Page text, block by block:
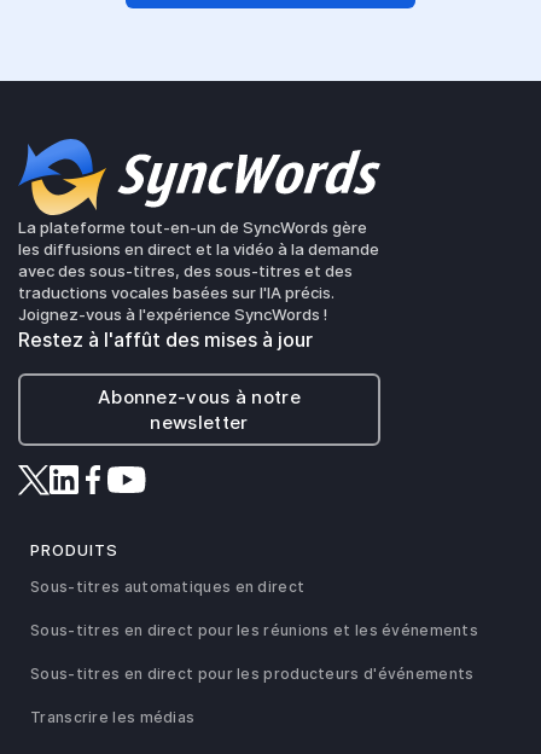
La plateforme tout-en-un de SyncWords gère
les diffusions en direct et la vidéo à la demande
avec des sous-titres, des sous-titres et des
traductions vocales basées sur l'IA précis.
Joignez-vous à l'expérience SyncWords !
Restez à l'affût des mises à jour
Abonnez-vous à notre
newsletter
PRODUITS
Sous-titres automatiques en direct
Sous-titres en direct pour les réunions et les événements
Sous-titres en direct pour les producteurs d'événements
Transcrire les médias